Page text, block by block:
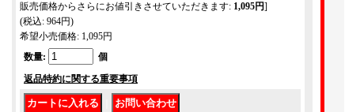
販売価格からさらにお値引きさせていただきます: 1,095円]
(税込: 964円)
希望小売価格: 1,095円
数量:
個
返品特約に関する重要事項